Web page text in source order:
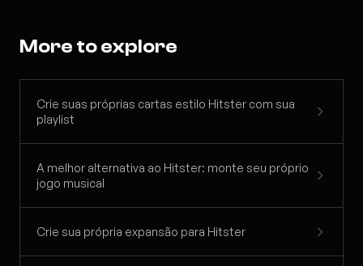
More to explore
Crie suas próprias cartas estilo Hitster com sua
playlist
A melhor alternativa ao Hitster: monte seu próprio
jogo musical
Crie sua própria expansão para Hitster